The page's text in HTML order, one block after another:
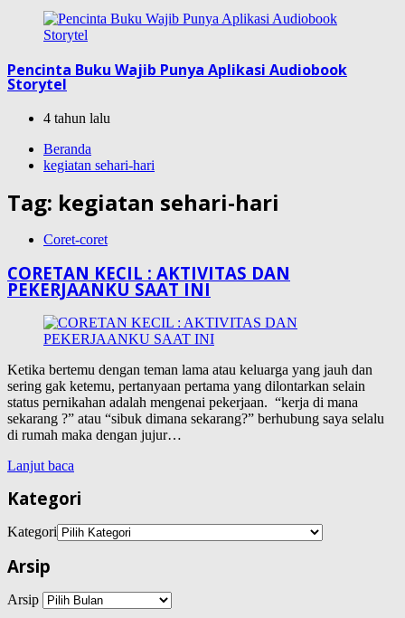
Pencinta Buku Wajib Punya Aplikasi Audiobook
Storytel
4 tahun lalu
Beranda
kegiatan sehari-hari
Tag: kegiatan sehari-hari
Coret-coret
CORETAN KECIL : AKTIVITAS DAN
PEKERJAANKU SAAT INI
Ketika bertemu dengan teman lama atau keluarga yang jauh dan
sering gak ketemu, pertanyaan pertama yang dilontarkan selain
status pernikahan adalah mengenai pekerjaan. “kerja di mana
sekarang ?” atau “sibuk dimana sekarang?” berhubung saya selalu
di rumah maka dengan jujur…
Lanjut baca
Kategori
Kategori
Arsip
Arsip